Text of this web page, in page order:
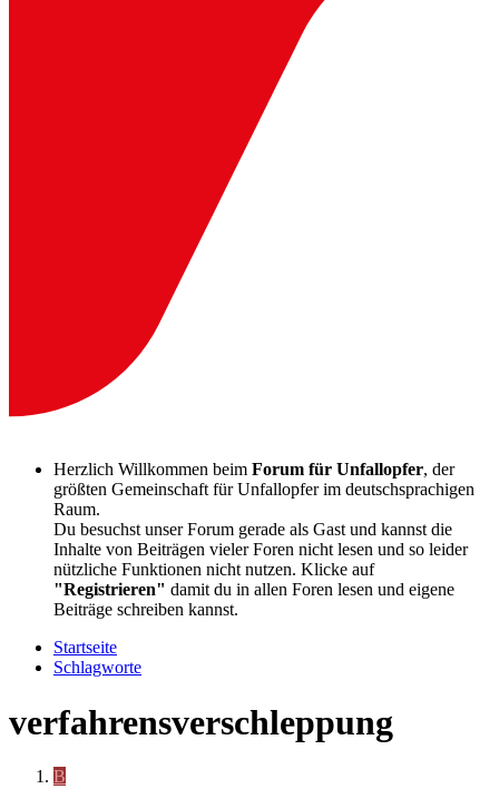
Herzlich Willkommen beim Forum für Unfallopfer, der
größten Gemeinschaft für Unfallopfer im deutschsprachigen
Raum.
Du besuchst unser Forum gerade als Gast und kannst die
Inhalte von Beiträgen vieler Foren nicht lesen und so leider
nützliche Funktionen nicht nutzen. Klicke auf
"Registrieren" damit du in allen Foren lesen und eigene
Beiträge schreiben kannst.
Startseite
Schlagworte
verfahrensverschleppung
B